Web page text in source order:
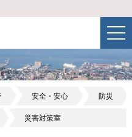
安全・安心 防災
災害対策室